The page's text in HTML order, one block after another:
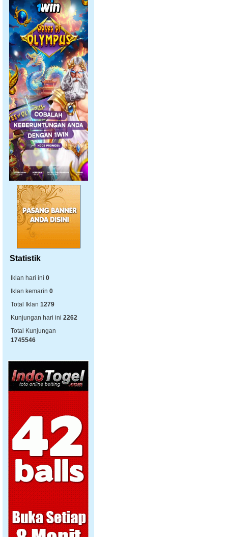
Statistik
Iklan hari ini 0
Iklan kemarin 0
Total Iklan 1279
Kunjungan hari ini 2262
Total Kunjungan
1745546